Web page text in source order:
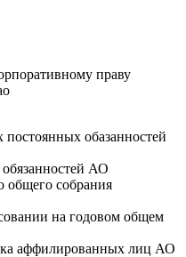
праву
обазанностей
АО
общего собрания
на годовом общем
аффилированных лиц АО